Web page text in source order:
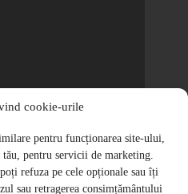
cookie-urile
pentru funcționarea site-ului,
pentru servicii de marketing.
refuza pe cele opționale sau îți
sau retragerea consimțământului